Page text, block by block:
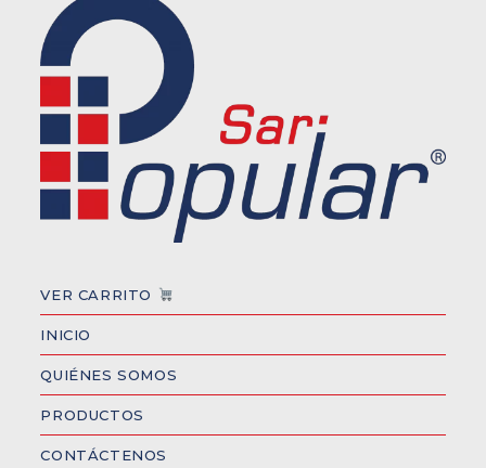
VER CARRITO
INICIO
QUIÉNES SOMOS
PRODUCTOS
CONTÁCTENOS